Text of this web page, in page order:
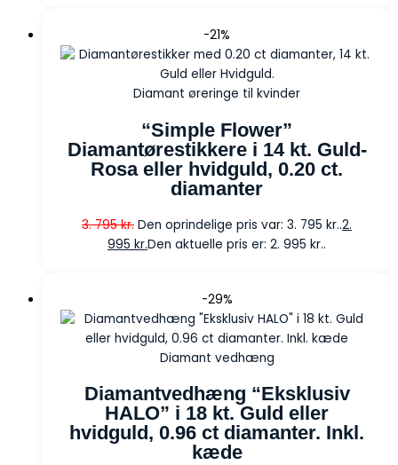
-21%
Diamant øreringe til kvinder
“Simple Flower”
Diamantørestikkere i 14 kt. Guld-
Rosa eller hvidguld, 0.20 ct.
diamanter
3. 795kr. Den oprindelige pris var: 3. 795 kr..2.
995 kr.Den aktuelle pris er: 2. 995 kr..
-29%
Diamant vedhæng
Diamantvedhæng “Eksklusiv
HALO” i 18 kt. Guld eller
hvidguld, 0.96 ct diamanter. Inkl.
kæde